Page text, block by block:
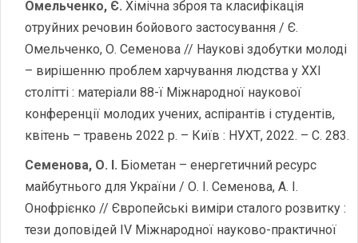
Омельченко, Є. Хімічна зброя та класифікація
отруйних речовин бойового застосування / Є.
Омельченко, О. Семенова // Наукові здобутки молоді
– вирішенню проблем харчування людства у ХХІ
столітті : матеріали 88-ї Міжнародної наукової
конференції молодих учених, аспірантів і студентів,
квітень – травень 2022 р. – Київ : НУХТ, 2022. – С. 283.
Семенова, О. І. Біометан – енергетичний ресурс
майбутнього для України / О. І. Семенова, А. І.
Онофрієнко // Європейські виміри сталого розвитку :
тези доповідей ІV Міжнародної науково-практичної